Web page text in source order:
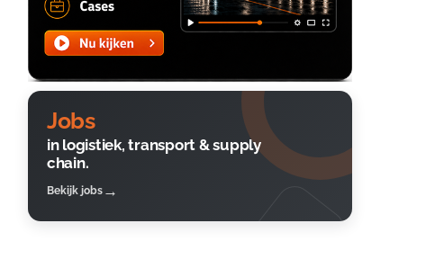
Jobs
in logistiek, transport & supply
chain.
Bekijk jobs